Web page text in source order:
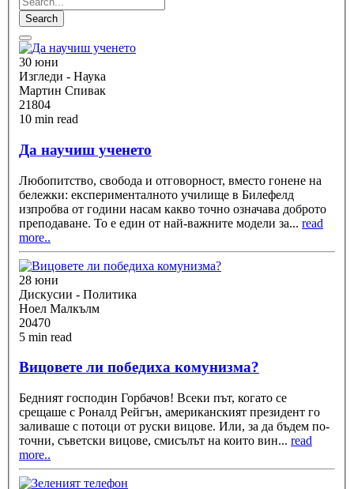
Search
30 юни
Изгледи - Наука
Мартин Спивак
21804
10 min read
Да научиш ученето
Любопитство, свобода и отговорност, вместо гонене на
бележки: експерименталното училище в Билефелд
изпробва от години насам какво точно означава доброто
преподаване. То е един от най-важните модели за... read
more..
28 юни
Дискусии - Политика
Ноел Малкълм
20470
5 min read
Вицовете ли победиха комунизма?
Бедният господин Горбачов! Всеки път, когато се
срещаше с Роналд Рейгън, американският президент го
заливаше с потоци от руски вицове. Или, за да бъдем по-
точни, съветски вицове, смисълът на които вин... read
more..